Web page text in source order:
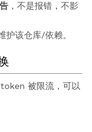
，不是报错，不影
护该仓库/依赖。
被限流，可以